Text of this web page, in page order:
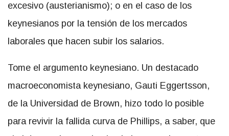
excesivo (austerianismo); o en el caso de los
keynesianos por la tensión de los mercados
laborales que hacen subir los salarios.
Tome el argumento keynesiano. Un destacado
macroeconomista keynesiano, Gauti Eggertsson,
de la Universidad de Brown, hizo todo lo posible
para revivir la fallida curva de Phillips, a saber, que